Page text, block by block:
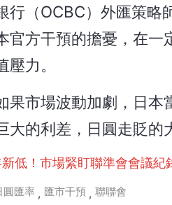
行（OCBC）外匯策
官方干預的擔憂，在
力。
果市場波動加劇，日
的利差，日圓走貶的
低！市場緊盯聯準會會議紀
圓匯率 , 匯市干預 , 聯聯會